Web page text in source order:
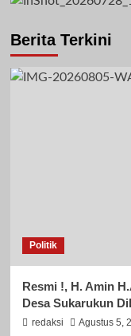
Berita Terkini
Politik
Resmi !, H. Amin
Desa Sukarukun
redaksi Agustus 5,